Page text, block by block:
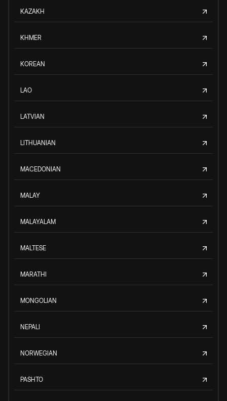
KAZAKH
KHMER
KOREAN
LAO
LATVIAN
LITHUANIAN
MACEDONIAN
MALAY
MALAYALAM
MALTESE
MARATHI
MONGOLIAN
NEPALI
NORWEGIAN
PASHTO